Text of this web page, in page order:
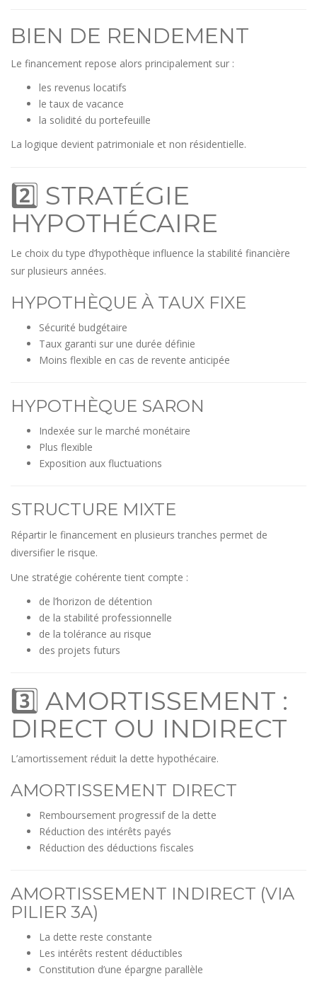
BIEN DE RENDEMENT
Le financement repose alors principalement sur :
les revenus locatifs
le taux de vacance
la solidité du portefeuille
La logique devient patrimoniale et non résidentielle.
2️⃣ STRATÉGIE
HYPOTHÉCAIRE
Le choix du type d’hypothèque influence la stabilité financière
sur plusieurs années.
HYPOTHÈQUE À TAUX FIXE
Sécurité budgétaire
Taux garanti sur une durée définie
Moins flexible en cas de revente anticipée
HYPOTHÈQUE SARON
Indexée sur le marché monétaire
Plus flexible
Exposition aux fluctuations
STRUCTURE MIXTE
Répartir le financement en plusieurs tranches permet de
diversifier le risque.
Une stratégie cohérente tient compte :
de l’horizon de détention
de la stabilité professionnelle
de la tolérance au risque
des projets futurs
3️⃣ AMORTISSEMENT :
DIRECT OU INDIRECT
L’amortissement réduit la dette hypothécaire.
AMORTISSEMENT DIRECT
Remboursement progressif de la dette
Réduction des intérêts payés
Réduction des déductions fiscales
AMORTISSEMENT INDIRECT (VIA
PILIER 3A)
La dette reste constante
Les intérêts restent déductibles
Constitution d’une épargne parallèle